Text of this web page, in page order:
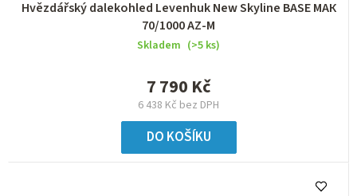
Hvězdářský dalekohled Levenhuk New Skyline BASE МАК
70/1000 AZ-M
Skladem (>5 ks)
6 438 Kč bez DPH
7 790 Kč
DO KOŠÍKU